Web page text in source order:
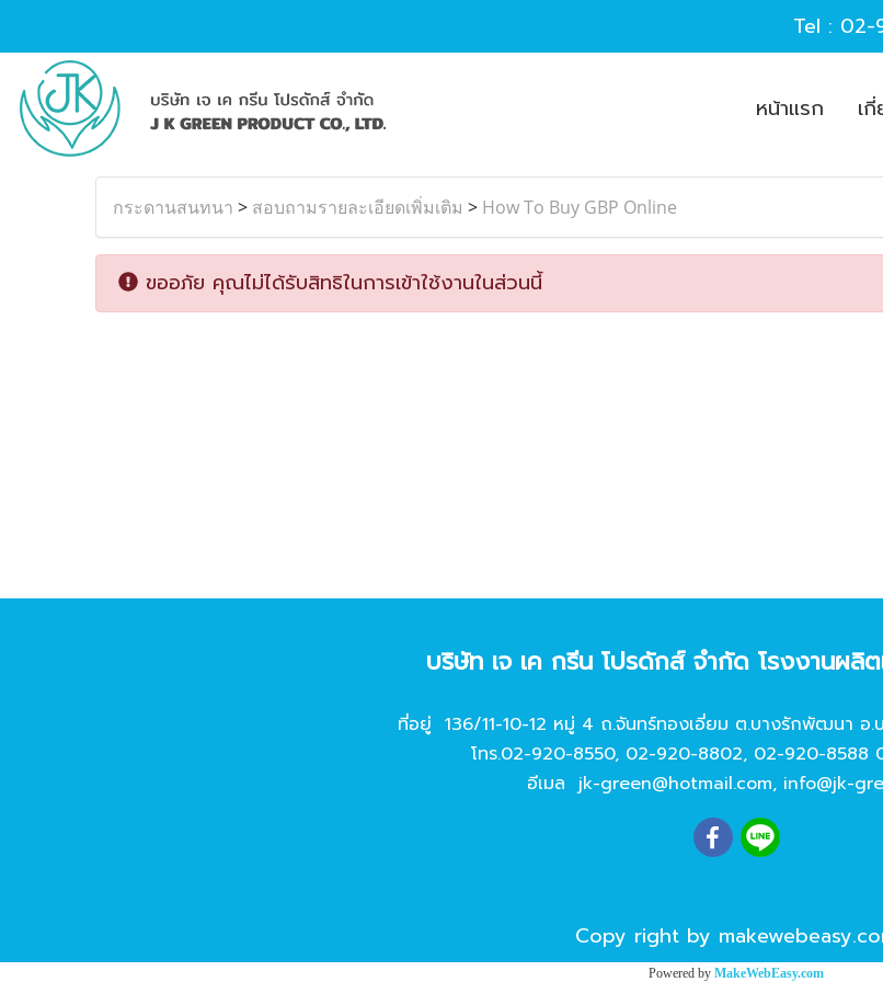
Tel : 02-
หน้าแรก เ
กระดานสนทนา > สอบถามรายละเอียดเพิ่มเติม > How To Buy GBP Online
ขออภัย คุณไม่ได้รับสิทธิในการเข้าใช้งานในส่วนนี้
บริษัท เจ เค กรีน โปรดักส์ จํากัด โรงงานผลิ
ที่อยู่ 136/11-10-12 หมู่ 4 ถ.จันทร์ทองเอี่ยม ต.บางรักพัฒนา อ.บ
โทร.02-920-8550, 02-920-8802, 02-920-8588
อีเมล jk-green@hotmail.com, info@jk-
Copy right by
Powered by MakeWebEasy.com